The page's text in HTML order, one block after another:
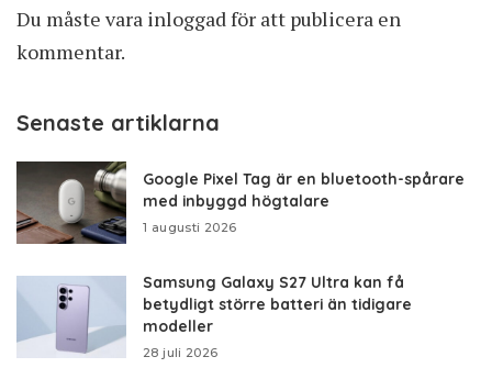
Du måste vara inloggad för att publicera en
kommentar.
Senaste artiklarna
Google Pixel Tag är en bluetooth-spårare
med inbyggd högtalare
1 augusti 2026
Samsung Galaxy S27 Ultra kan få
betydligt större batteri än tidigare
modeller
28 juli 2026